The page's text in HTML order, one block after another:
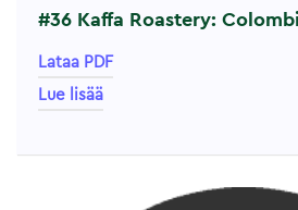
#36 Kaffa Roastery:
Lataa PDF
Lue lisää